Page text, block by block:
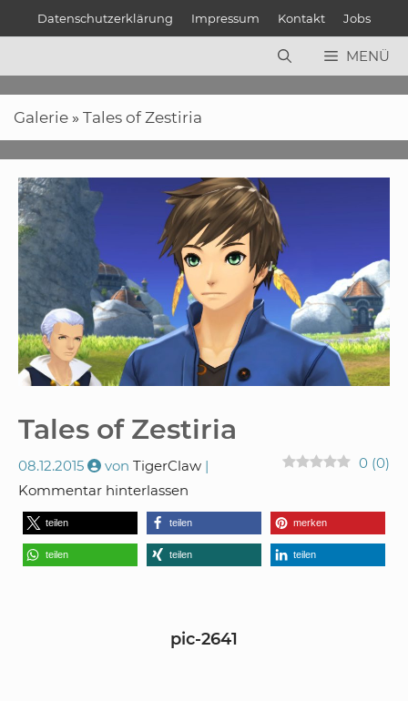
Datenschutzerklärung Impressum Kontakt Jobs
MENÜ
Galerie » Tales of Zestiria
Tales of Zestiria
08.12.2015 von TigerClaw 0 (0)
Kommentar hinterlassen
teilen teilen merken
teilen teilen teilen
pic-2641